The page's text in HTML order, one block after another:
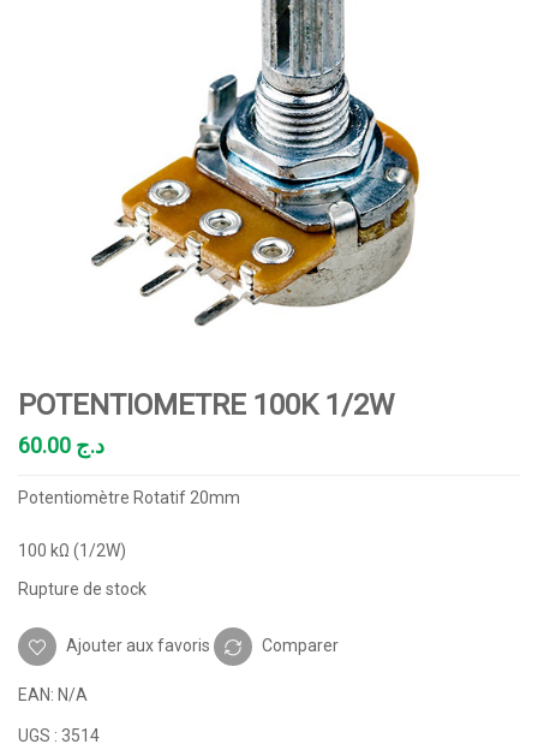
POTENTIOMETRE 100K 1/2W
د.ج
Potentiomètre Rotatif 20mm
100 kΩ (1/2W)
Rupture de stock
Ajouter aux favoris Comparer
EAN: N/A
UGS : 3514